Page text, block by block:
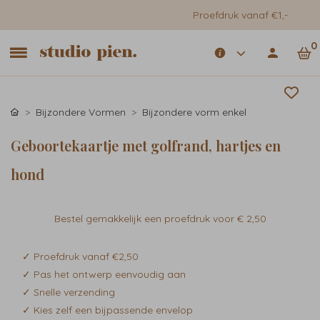
Proefdruk vanaf €1,-
0
Bijzondere Vormen Bijzondere vorm enkel
Geboortekaartje met golfrand, hartjes en
hond
Bestel gemakkelijk een proefdruk voor € 2,50
✓ Proefdruk vanaf €2,50
✓ Pas het ontwerp eenvoudig aan
✓ Snelle verzending
✓ Kies zelf een bijpassende envelop